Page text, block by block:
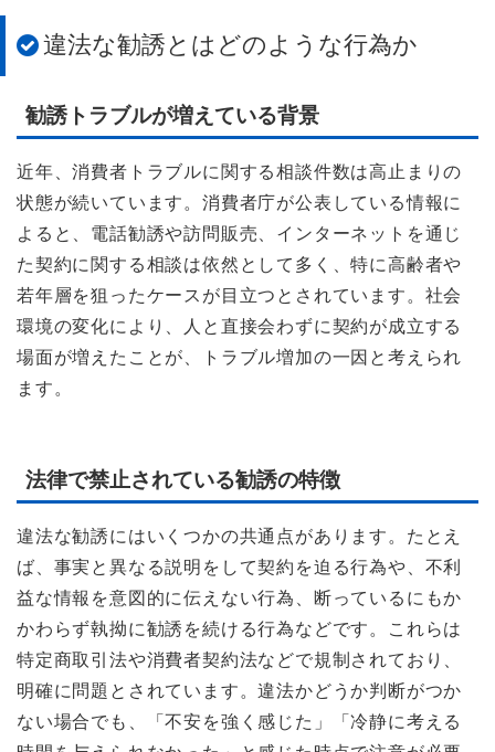
違法な勧誘とはどのような行為か
勧誘トラブルが増えている背景
近年、消費者トラブルに関する相談件数は高止まりの
状態が続いています。消費者庁が公表している情報に
よると、電話勧誘や訪問販売、インターネットを通じ
た契約に関する相談は依然として多く、特に高齢者や
若年層を狙ったケースが目立つとされています。社会
環境の変化により、人と直接会わずに契約が成立する
場面が増えたことが、トラブル増加の一因と考えられ
ます。
法律で禁止されている勧誘の特徴
違法な勧誘にはいくつかの共通点があります。たとえ
ば、事実と異なる説明をして契約を迫る行為や、不利
益な情報を意図的に伝えない行為、断っているにもか
かわらず執拗に勧誘を続ける行為などです。これらは
特定商取引法や消費者契約法などで規制されており、
明確に問題とされています。違法かどうか判断がつか
ない場合でも、「不安を強く感じた」「冷静に考える